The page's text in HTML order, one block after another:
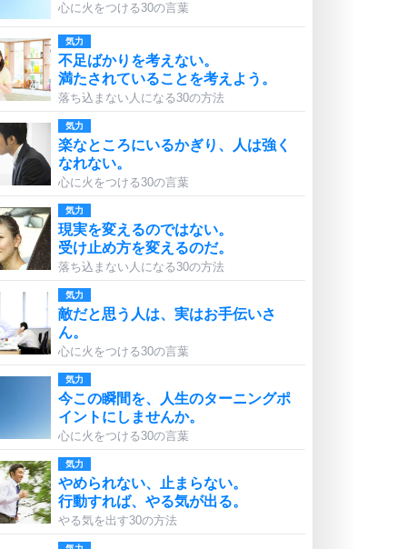
心に火をつける30の言葉
気力
不足ばかりを考えない。
満たされていることを考えよう。
落ち込まない人になる30の方法
気力
楽なところにいるかぎり、人は強く
なれない。
心に火をつける30の言葉
気力
現実を変えるのではない。
受け止め方を変えるのだ。
落ち込まない人になる30の方法
気力
敵だと思う人は、実はお手伝いさ
ん。
心に火をつける30の言葉
気力
今この瞬間を、人生のターニングポ
イントにしませんか。
心に火をつける30の言葉
気力
やめられない、止まらない。
行動すれば、やる気が出る。
やる気を出す30の方法